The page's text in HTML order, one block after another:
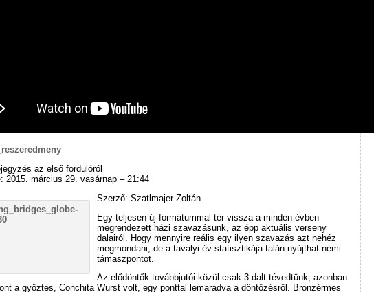
az első fordulóról
2015. március 29. vasárnap – 21:44
Szerző: Szatlmajer Zoltán
Egy teljesen új formátummal tér vissza a minden évben
megrendezett házi szavazásunk, az épp aktuális verseny
dalairól. Hogy mennyire reális egy ilyen szavazás azt nehéz
megmondani, de a tavalyi év statisztikája talán nyújthat némi
támaszpontot.
Az elődöntők továbbjutói közül csak 3 dalt tévedtünk, azonban
a győztes, Conchita Wurst volt, egy ponttal lemaradva a döntőzésről. Bronzérmes